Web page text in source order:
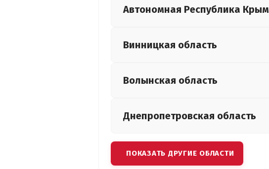
Автономная Республика Крым
Винницкая область
Волынская область
Днепропетровская область
ПОКАЗАТЬ ДРУГИЕ ОБЛАСТИ